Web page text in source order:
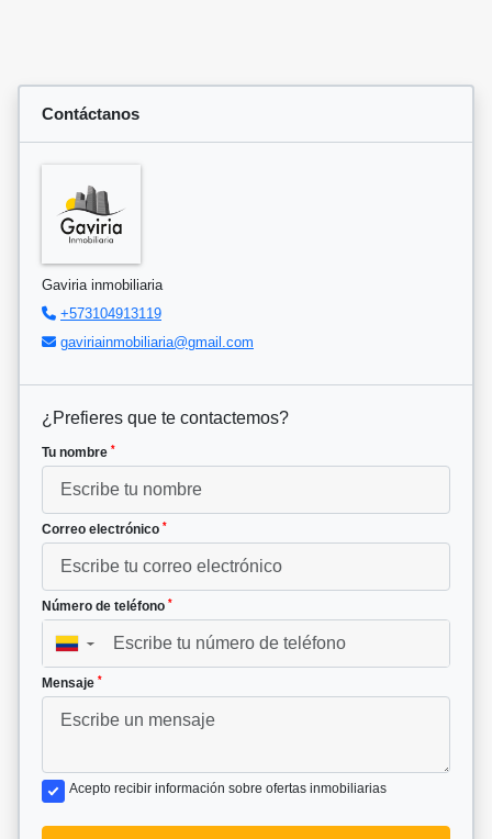
Contáctanos
Gaviria inmobiliaria
+573104913119
gaviriainmobiliaria@gmail.com
¿Prefieres que te contactemos?
Tu nombre *
Correo electrónico *
Número de teléfono *
▼
Mensaje *
Acepto recibir información sobre ofertas inmobiliarias